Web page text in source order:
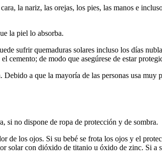
la nariz, las orejas, los pies, las manos e
la piel lo absorba.
sufrir quemaduras solares incluso los días
cemento; de modo que asegúrese de estar
Debido a que la mayoría de las personas usa muy
si no dispone de ropa de protección y de sombra.
de los ojos. Si su bebé se frota los ojos y el
con dióxido de titanio u óxido de zinc. Si a